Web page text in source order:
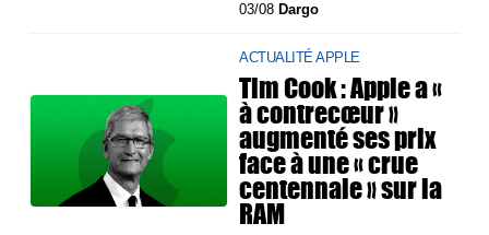
03/08 Dargo
ACTUALITÉ APPLE
Tim Cook : Apple a «
à contrecœur »
augmenté ses prix
face à une « crue
centennale » sur la
RAM